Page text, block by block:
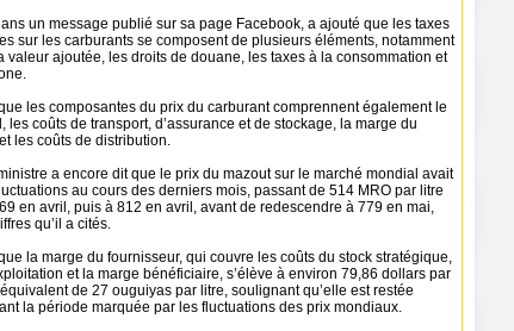
un message publié sur sa page Facebook, a ajouté que les taxes
sur les carburants se composent de plusieurs éléments, notamment
valeur ajoutée, les droits de douane, les taxes à la consommation et
que les composantes du prix du carburant comprennent également le
les coûts de transport, d’assurance et de stockage, la marge du
les coûts de distribution.
a encore dit que le prix du mazout sur le marché mondial avait
au cours des derniers mois, passant de 514 MRO par litre
en avril, puis à 812 en avril, avant de redescendre à 779 en mai,
qu’il a cités.
la marge du fournisseur, qui couvre les coûts du stock stratégique,
et la marge bénéficiaire, s’élève à environ 79,86 dollars par
de 27 ouguiyas par litre, soulignant qu’elle est restée
la période marquée par les fluctuations des prix mondiaux.